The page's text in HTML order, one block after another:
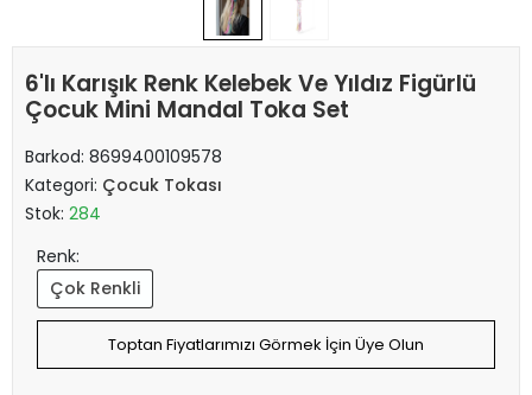
6'lı Karışık Renk Kelebek Ve Yıldız Figürlü
Çocuk Mini Mandal Toka Set
Barkod: 8699400109578
Kategori: Çocuk Tokası
Stok: 284
Renk:
Çok Renkli
Toptan Fiyatlarımızı Görmek İçin Üye Olun